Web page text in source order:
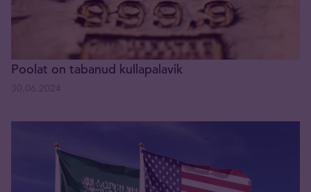
Poolat on tabanud kullapalavik